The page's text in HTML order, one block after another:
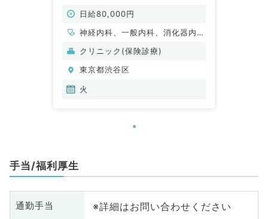
ク（内科系／非常勤）
日給80,000円
神経内科、一般内科、消化器内
科、老年内科
クリニック(保険診療)
東京都渋谷区
火
手当/福利厚生
通勤手当 ※詳細はお問い合わせください